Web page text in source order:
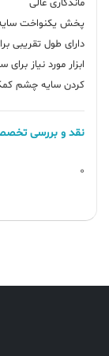
ابزار مورد نیاز
کردن سایه چشم
نقد و بررسی
0